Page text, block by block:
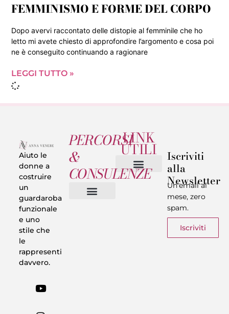
FEMMINISMO E FORME DEL CORPO
Dopo avervi raccontato delle distopie al femminile che ho
letto mi avete chiesto di approfondire l’argomento e cosa poi
ne è conseguito continuando a ragionare
LEGGI TUTTO »
Aiuto le
donne a
costruire
un
guardaroba
funzionale
e uno
stile che
le
rappresenti
davvero.
PERCORSI
&
CONSULENZE
LINK
UTILI Iscriviti
alla
Newsletter
Un’email al
mese, zero
spam.
Iscriviti